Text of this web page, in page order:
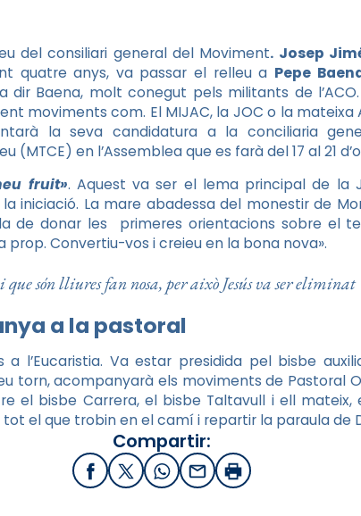
del consiliari general del Moviment. Josep
quatre anys, va passar el relleu a Pepe
dir Baena, molt conegut pels militants de
moviments com. El MIJAC, la JOC o la mateixa
la seva candidatura a la conciliaria
(MTCE) en l’Assemblea que es farà del 17 al 21
fruit». Aquest va ser el lema principal de la
iniciació. La mare abadessa del monestir de
de donar les primeres orientacions sobre el
prop. Convertiu-vos i creieu en la bona nova».
i que són lliures fan nosa, per això Jesús va ser eliminat
a la pastoral
l’Eucaristia. Va estar presidida pel bisbe
torn, acompanyarà els moviments de Pastoral
el bisbe Carrera, el bisbe Taltavull i ell mateix,
el que trobin en el camí i repartir la paraula de
Compartir:
FacebookX / Twitter
WhatsApp
EmailImprimir